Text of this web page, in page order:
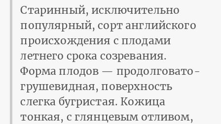
Старинный, исключительно
популярный, сорт английского
происхождения с плодами
летнего срока созревания.
Форма плодов — продолговато-
грушевидная, поверхность
слегка бугристая. Кожица
тонкая, с глянцевым отливом,